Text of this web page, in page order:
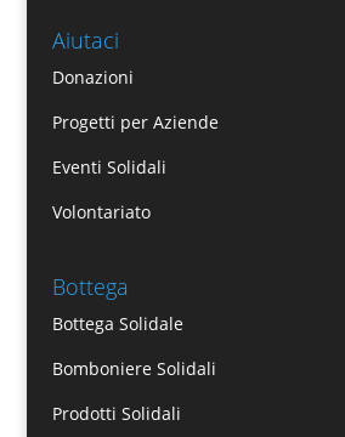
Aiutaci
Donazioni
Progetti per Aziende
Eventi Solidali
Volontariato
Bottega
Bottega Solidale
Bomboniere Solidali
Prodotti Solidali